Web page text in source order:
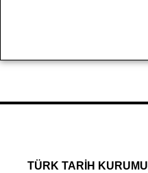
TÜRK TARİH KURUMU